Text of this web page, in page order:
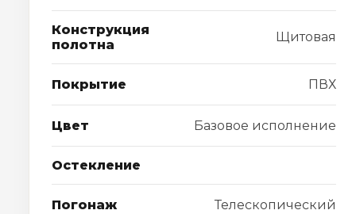
Конструкция
полотна
Щитовая
Покрытие ПВХ
Цвет Базовое исполнение
Остекление
Погонаж Телескопический